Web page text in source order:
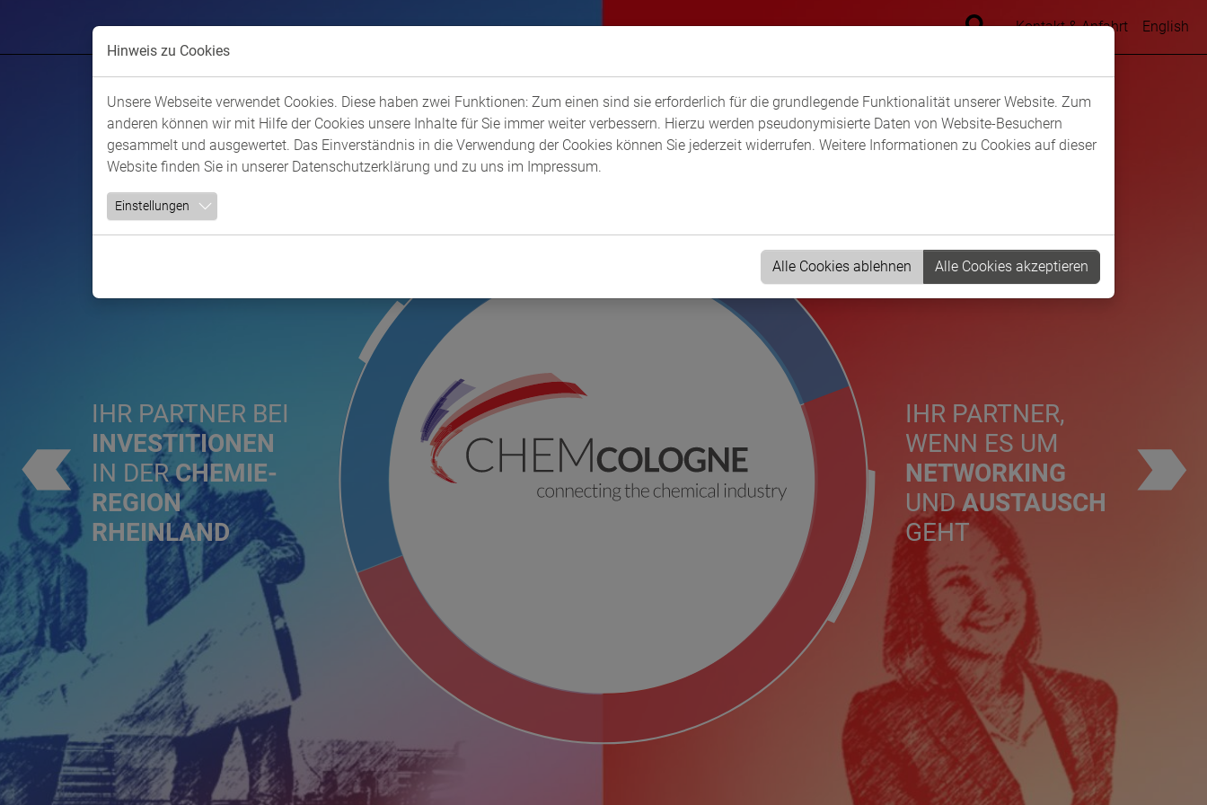
Kontakt & Anfahrt English
IHR PARTNER BEI
INVESTITIONEN
IN DERCHEMIE-
REGION
RHEINLAND
IHR PARTNER,
WENN ES UM
NETWORKING
UNDAUSTAUSCH
GEHT
Hinweis zu Cookies
Unsere Webseite verwendet Cookies. Diese haben zwei Funktionen: Zum einen sind sie erforderlich für die grundlegende Funktionalität unserer Website. Zum
anderen können wir mit Hilfe der Cookies unsere Inhalte für Sie immer weiter verbessern. Hierzu werden pseudonymisierte Daten von Website-Besuchern
gesammelt und ausgewertet. Das Einverständnis in die Verwendung der Cookies können Sie jederzeit widerrufen. Weitere Informationen zu Cookies auf dieser
Website finden Sie in unserer Datenschutzerklärung und zu uns im Impressum.
Einstellungen
Alle Cookies ablehnen Alle Cookies akzeptieren